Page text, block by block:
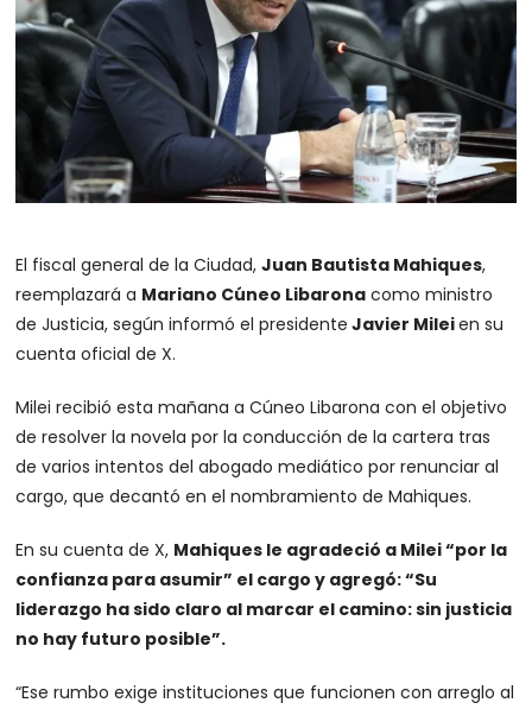
El fiscal general de la Ciudad,Juan Bautista Mahiques,
reemplazará a Mariano Cúneo Libarona como ministro
de Justicia, según informó el presidente Javier Mileien su
cuenta oficial de X.
Milei recibió esta mañana a Cúneo Libarona con el objetivo
de resolver la novela por la conducción de la cartera tras
de varios intentos del abogado mediático por renunciar al
cargo, que decantó en el nombramiento de Mahiques.
En su cuenta de X, Mahiques le agradeció a Milei “por la
confianza para asumir” el cargo y agregó: “Su
liderazgo ha sido claro al marcar el camino: sin justicia
no hay futuro posible”.
“Ese rumbo exige instituciones que funcionen con arreglo al